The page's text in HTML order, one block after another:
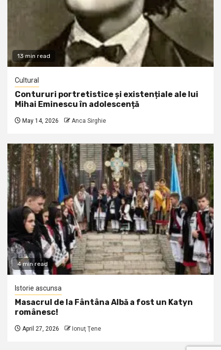
13 min read
Cultural
Contururi portretistice și existențiale ale lui
Mihai Eminescu în adolescență
May 14, 2026 Anca Sirghie
4 min read
Istorie ascunsa
Masacrul de la Fântâna Albă a fost un Katyn
românesc!
April 27, 2026 Ionuţ Ţene